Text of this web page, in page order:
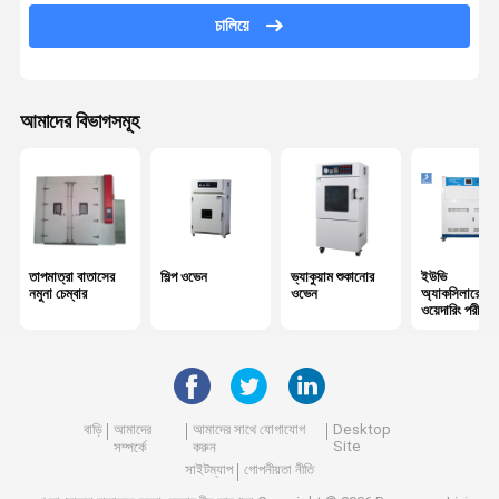
লবণ স্প্রে টেস্ট চেম্বার
প্যাকেজ টেস্টিং যন্ত্রপাতি
কাগজ টেস্টিং যন্ত্রপাতি
আঠালো টেস্টিং যন্ত্রপাতি
চালিয়ে
আমাদের বিভাগসমূহ
তাপমাত্রা বাতাসের
নমুনা চেম্বার
শিল্প ওভেন
ভ্যাকুয়াম শুকানোর
ওভেন
ইউভি
অ্যাকসিলারেটেড
ওয়েদারিং পরীক্ষক
বাড়ি
আমাদের
সম্পর্কে
আমাদের সাথে যোগাযোগ
করুন
Desktop
Site
সাইটম্যাপ
গোপনীয়তা নীতি